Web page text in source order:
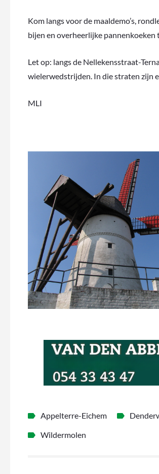
Kom langs voor de maaldemo’s,
bijen en overheerlijke
Let op: langs de Nellekensstraat-
wielerwedstrijden. In die straten zijn
MLI
Appelterre-Eichem
Wildermolen